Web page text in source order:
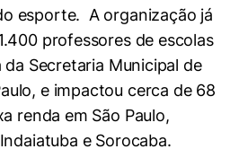
esporte. A organização já
professores de escolas
Secretaria Municipal de
e impactou cerca de 68
renda em São Paulo,
e Sorocaba.
de usuário